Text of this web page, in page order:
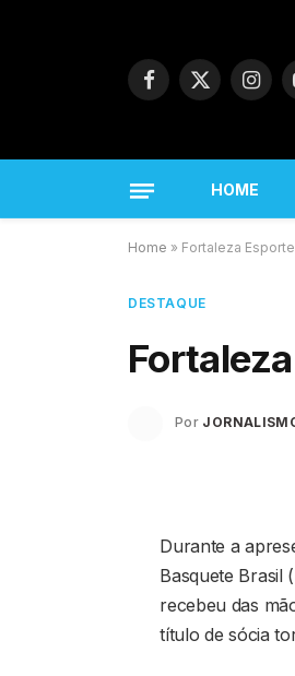
Facebook
X
HOME
Home » Fortaleza
DESTAQUE
Por
Durante a
Basquete Brasil
recebeu das
título de sócia